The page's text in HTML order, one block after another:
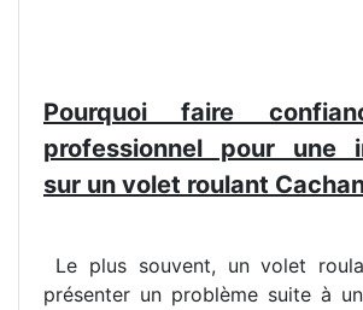
Pourquoi faire
professionnel pour une
sur un volet roulant
Le plus souvent, un volet
présenter un problème suite à